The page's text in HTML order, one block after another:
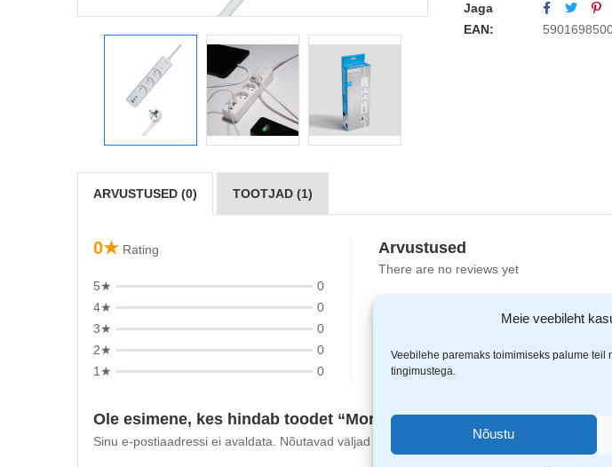
Meie veebileht
Veebilehe paremaks toimimiseks palume teil
tingimustega.
Nõustu
Jaga
EAN:
ARVUSTUSED (0) TOOTJAD (1)
0★ Rating
5★
0
4★
0
3★
0
2★
0
1★
0
Arvustused
There are no reviews yet
Ole esimene, kes hindab toodet “Morre pikendusjuhe 6in1 3 pesa,
Sinu e-postiaadressi ei avaldata. Nõutavad väljad on tähistatud